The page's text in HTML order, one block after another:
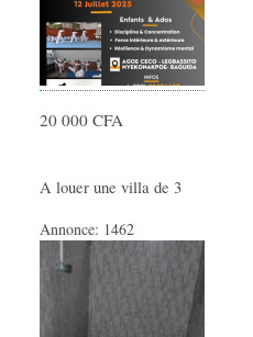
20 000 CFA
A louer une villa de 3
Annonce: 1462